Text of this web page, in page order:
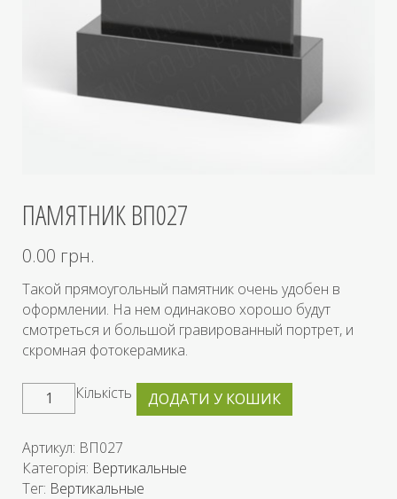
ПАМЯТНИК ВП027
0.00 грн.
Такой прямоугольный памятник очень удобен в
оформлении. На нем одинаково хорошо будут
смотреться и большой гравированный портрет, и
скромная фотокерамика.
Кількість ДОДАТИ У КОШИК
Артикул: ВП027
Категорія: Вертикальные
Тег: Вертикальные